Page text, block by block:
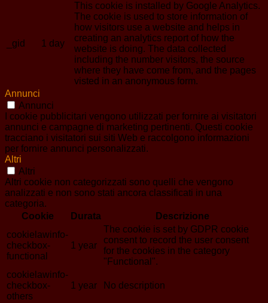
_gid 1 day
This cookie is installed by Google Analytics.
The cookie is used to store information of
how visitors use a website and helps in
creating an analytics report of how the
website is doing. The data collected
including the number visitors, the source
where they have come from, and the pages
visted in an anonymous form.
Annunci
Annunci
I cookie pubblicitari vengono utilizzati per fornire ai visitatori
annunci e campagne di marketing pertinenti. Questi cookie
tracciano i visitatori sui siti Web e raccolgono informazioni
per fornire annunci personalizzati.
Altri
Altri
Altri cookie non categorizzati sono quelli che vengono
analizzati e non sono stati ancora classificati in una
categoria.
Cookie
Durata
Descrizione
cookielawinfo-
checkbox-
functional
1 year
The cookie is set by GDPR cookie
consent to record the user consent
for the cookies in the category
"Functional".
cookielawinfo-
checkbox-
others
1 year No description